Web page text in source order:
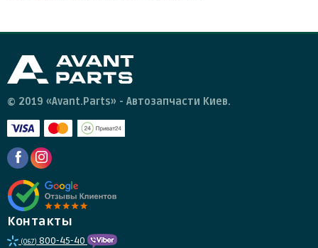
© 2019 «Avant.Parts» - Автозапчасти Киев.
Контакты
(067) 800-45-40